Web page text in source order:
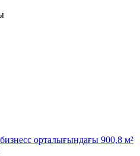
орталығындағы 900,8 м²